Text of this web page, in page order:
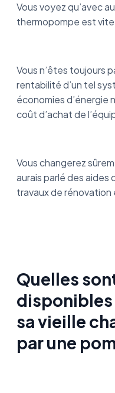
Vous voyez qu’avec
thermopompe est
Vous n’êtes toujours
rentabilité d’un tel
économies d’énergie
coût d’achat de
Vous changerez
aurais parlé des aides
travaux de
Quelles
sa vieille
par une